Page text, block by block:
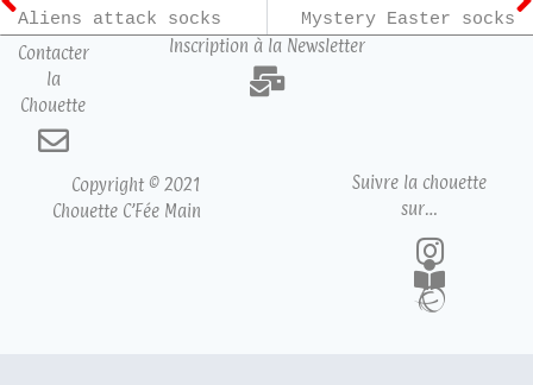
Aliens attack socks
Mystery Easter socks
Contacter
la
Chouette
Inscription à la Newsletter
Copyright © 2021
Chouette C’Fée Main
Suivre la chouette
sur…